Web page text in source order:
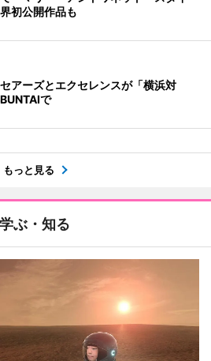
初公開作品も
アーズとエクセレンスが「横浜対
で
もっと見る
学ぶ・知る